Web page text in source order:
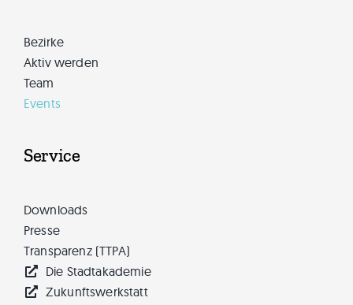
Bezirke
Aktiv werden
Team
Events
Service
Downloads
Presse
Transparenz (TTPA)
Die Stadtakademie
Zukunftswerkstatt